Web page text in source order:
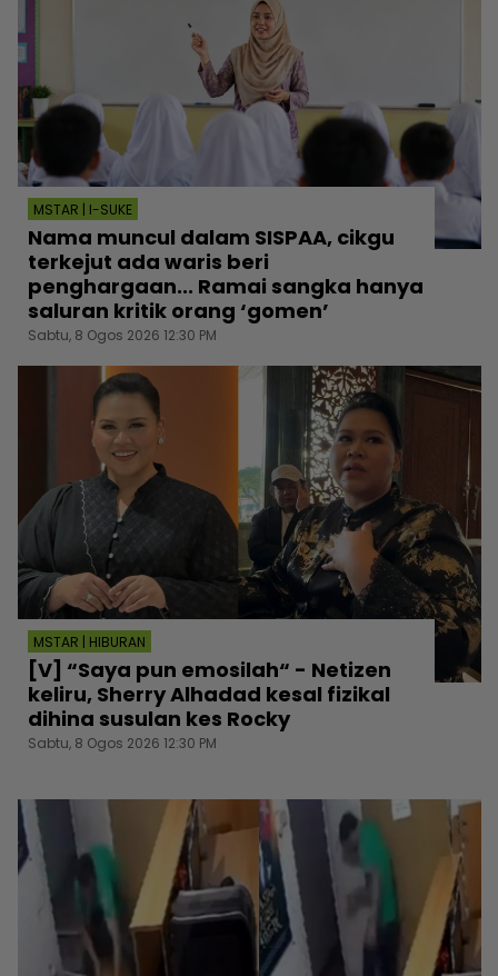
MSTAR | I-SUKE
Nama muncul dalam SISPAA, cikgu
terkejut ada waris beri
penghargaan... Ramai sangka hanya
saluran kritik orang ‘gomen’
Sabtu, 8 Ogos 2026 12:30 PM
MSTAR | HIBURAN
[V] “Saya pun emosilah“ - Netizen
keliru, Sherry Alhadad kesal fizikal
dihina susulan kes Rocky
Sabtu, 8 Ogos 2026 12:30 PM